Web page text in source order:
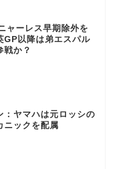
ャーレス早期除外を
GP以降は弟エスパル
戦か？
：ヤマハは元ロッシの
ニックを配属